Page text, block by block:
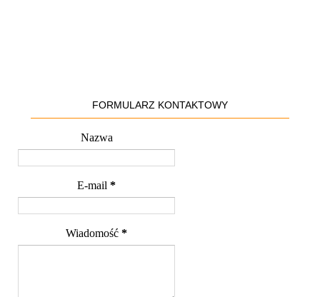
FORMULARZ KONTAKTOWY
Nazwa
E-mail *
Wiadomość *